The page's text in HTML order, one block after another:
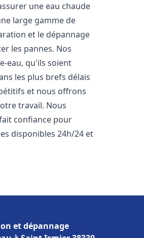
une eau chaude
large gamme de
et le dépannage
les pannes. Nos
eau, qu'ils soient
les plus brefs délais
et nous offrons
travail. Nous
confiance pour
disponibles 24h/24 et
et dépannage